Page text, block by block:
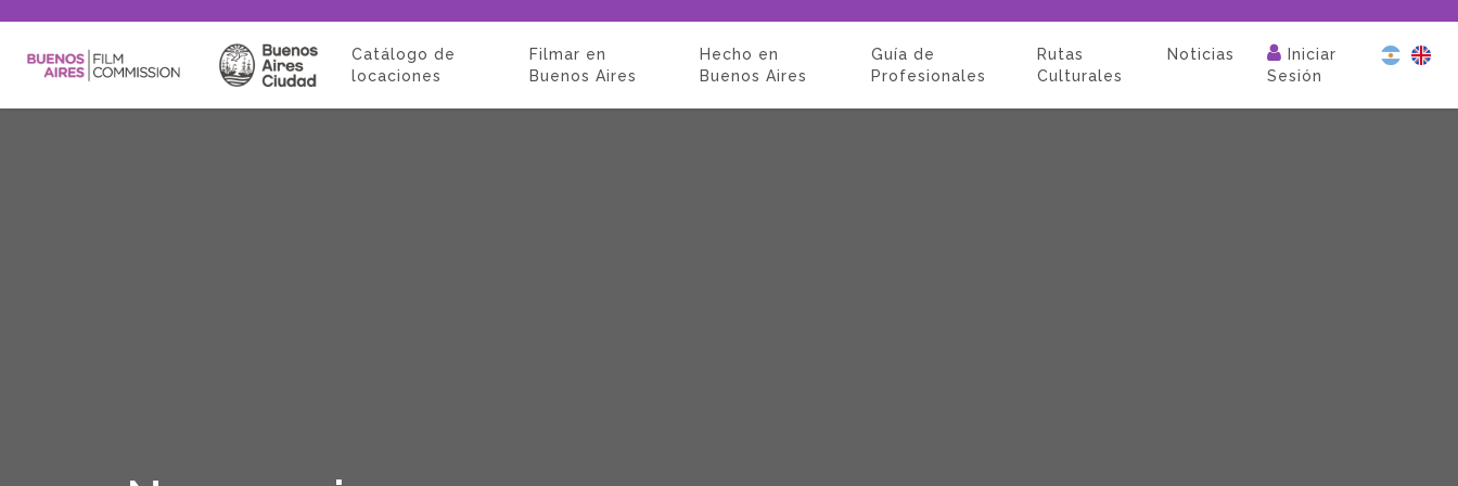
Catálogo de
locaciones
Filmar en
Buenos Aires
Hecho en
Buenos Aires
Guía de
Profesionales
Rutas
Culturales
Noticias
Iniciar
Sesión